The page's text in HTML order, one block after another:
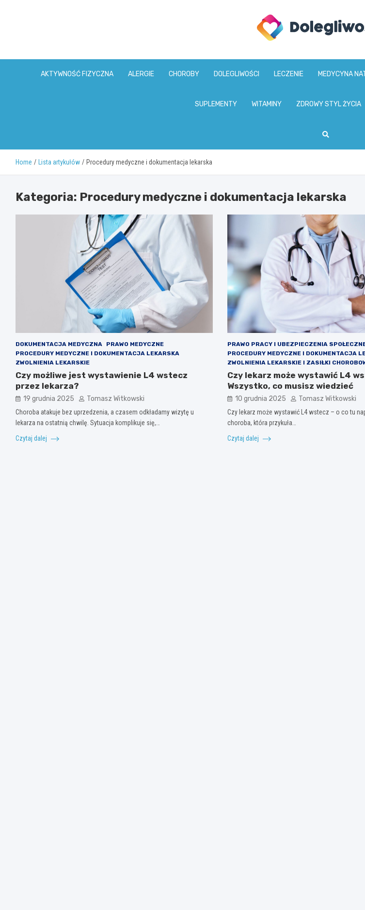
AKTYWNOŚĆ FIZYCZNA ALERGIE CHOROBY DOLEGLIWOŚCI LECZENIE MEDYCYNA
SUPLEMENTY WITAMINY ZDROWY STYL ŻYCIA
Home Lista artykułów Procedury medyczne i dokumentacja lekarska
Kategoria: Procedury medyczne i dokumentacja lekarska
DOKUMENTACJA MEDYCZNA
PRAWO MEDYCZNE
PROCEDURY MEDYCZNE I DOKUMENTACJA LEKARSKA
ZWOLNIENIA LEKARSKIE
Czy możliwe jest wystawienie L4 wstecz
przez lekarza?
19 grudnia 2025 Tomasz Witkowski
Choroba atakuje bez uprzedzenia, a czasem odkładamy wizytę u
lekarza na ostatnią chwilę. Sytuacja komplikuje się,…
Czytaj dalej
PRAWO PRACY I UBEZPIECZENIA
PROCEDURY MEDYCZNE I DOKUMENTACJA
ZWOLNIENIA LEKARSKIE I ZASIŁKI
Czy lekarz może wystawić L4
Wszystko, co musisz wiedzieć
10 grudnia 2025 Tomasz Witkowski
Czy lekarz może wystawić L4 wstecz – o co tu
choroba, która przykuła…
Czytaj dalej